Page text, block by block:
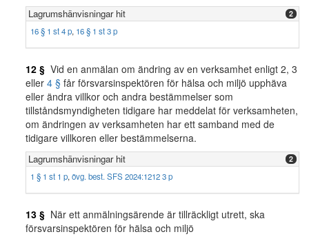
Lagrumshänvisningar hit 2
16 § 1 st 4 p, 16 § 1 st 3 p
12 § Vid en anmälan om ändring av en verksamhet enligt 2, 3
eller 4 § får försvarsinspektören för hälsa och miljö upphäva
eller ändra villkor och andra bestämmelser som
tillståndsmyndigheten tidigare har meddelat för verksamheten,
om ändringen av verksamheten har ett samband med de
tidigare villkoren eller bestämmelserna.
Lagrumshänvisningar hit 2
1 § 1 st 1 p, övg. best. SFS 2024:1212 3 p
13 § När ett anmälningsärende är tillräckligt utrett, ska
försvarsinspektören för hälsa och miljö